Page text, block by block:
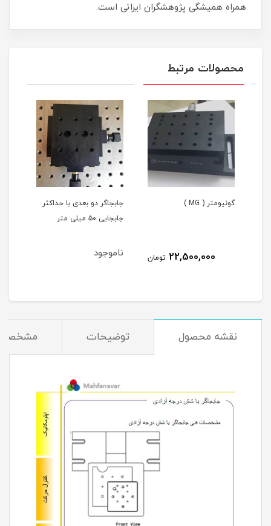
همراه همیشگی پژوهشگران ایرانی است.
محصولات مرتبط
گونیومتر ( MG )
22,500,000 تومان
جابجاگر دو بعدی با حداکثر
جابجایی ۵۰ میلی متر
ناموجود
نقشه محصول توضیحات